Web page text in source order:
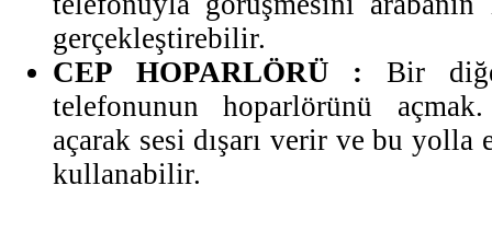
gerçekleştirebilir.
CEP HOPARLÖRÜ : Bir
telefonunun hoparlörünü
açarak sesi dışarı verir ve bu yolla
kullanabilir.